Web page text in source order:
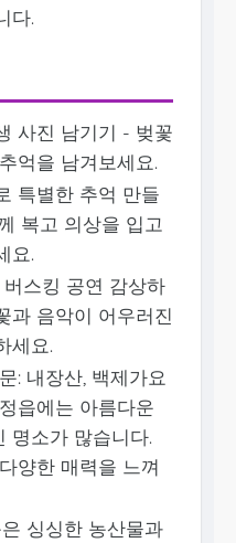
다.
사진 남기기 - 벚꽃
억을 남겨보세요.
특별한 추억 만들
복고 의상을 입고
요.
스킹 공연 감상하
과 음악이 어우러진
세요.
: 내장산, 백제가요
읍에는 아름다운
명소가 많습니다.
양한 매력을 느껴
싱싱한 농산물과